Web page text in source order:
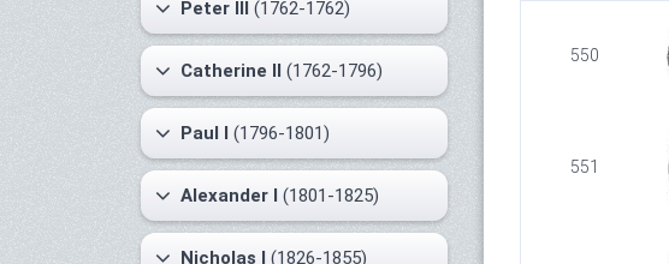
Peter III (1762-1762)
Catherine II (1762-1796)
Paul I (1796-1801)
Alexander I (1801-1825)
Nicholas I (1826-1855)
550
551